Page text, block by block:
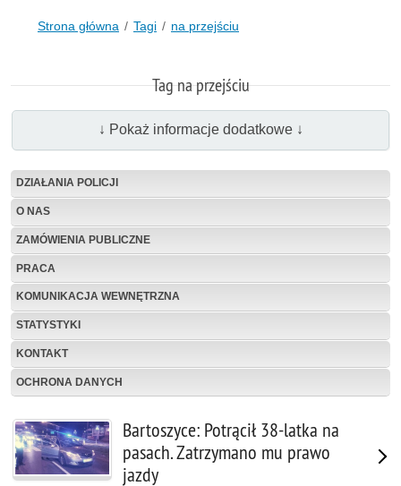
Strona główna Tagi na przejściu
Tag na przejściu
↓ Pokaż informacje dodatkowe ↓
DZIAŁANIA POLICJI
O NAS
ZAMÓWIENIA PUBLICZNE
PRACA
KOMUNIKACJA WEWNĘTRZNA
STATYSTYKI
KONTAKT
OCHRONA DANYCH
Bartoszyce: Potrącił 38-latka na
pasach. Zatrzymano mu prawo
jazdy